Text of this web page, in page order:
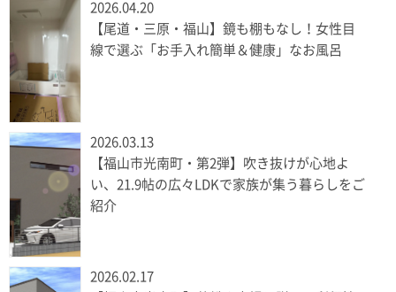
2026.04.20
【尾道・三原・福山】鏡も棚もなし！女性目
線で選ぶ「お手入れ簡単＆健康」なお風呂
2026.03.13
【福山市光南町・第2弾】吹き抜けが心地よ
い、21.9帖の広々LDKで家族が集う暮らしをご
紹介
2026.02.17